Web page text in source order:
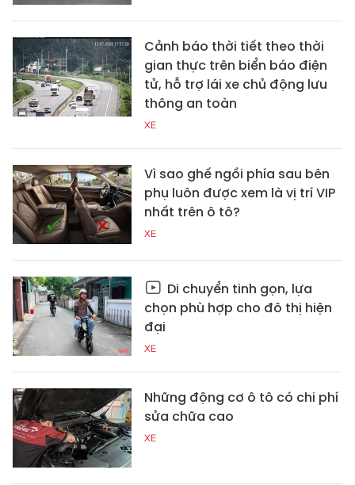
Cảnh báo thời tiết theo thời
gian thực trên biển báo điện
tử, hỗ trợ lái xe chủ động lưu
thông an toàn
XE
Vì sao ghế ngồi phía sau bên
phụ luôn được xem là vị trí VIP
nhất trên ô tô?
XE
Di chuyển tinh gọn, lựa
chọn phù hợp cho đô thị hiện
đại
XE
Những động cơ ô tô có chi phí
sửa chữa cao
XE